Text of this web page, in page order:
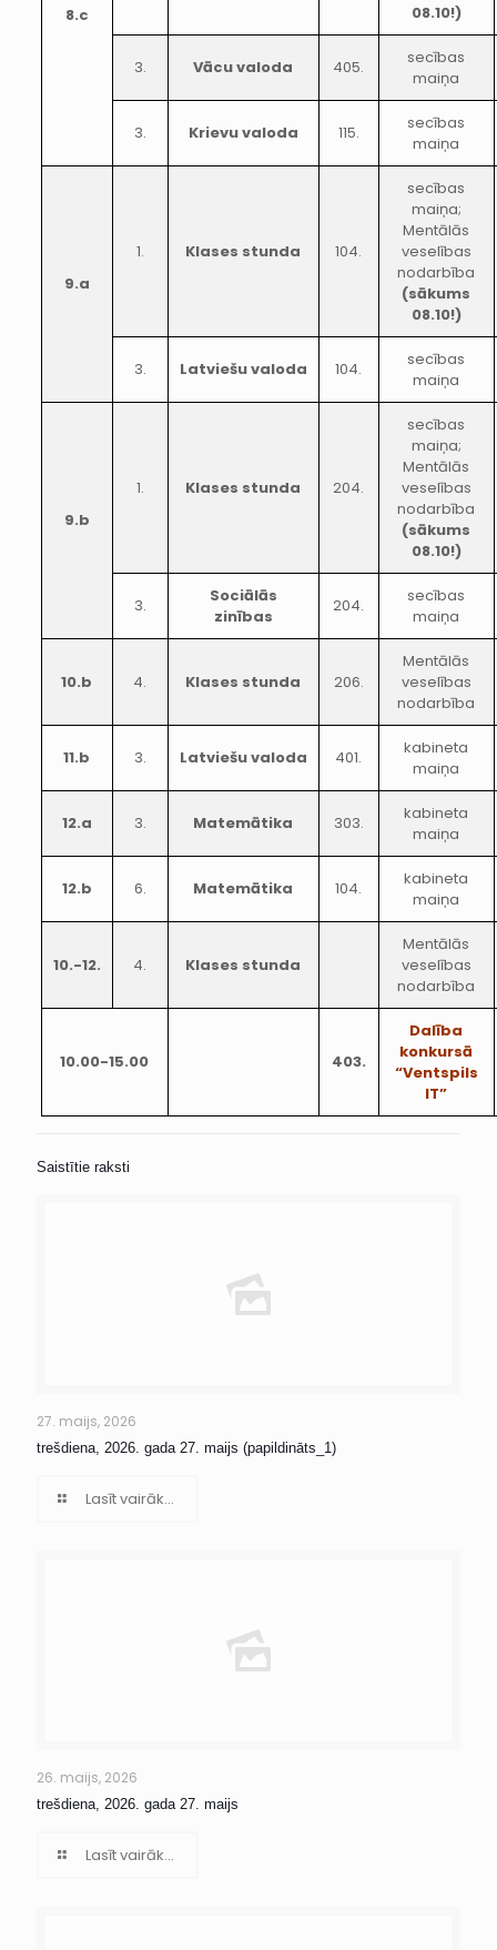
8.c
08.10!)
3. Vācu valoda 405.
secības
maiņa
3. Krievu valoda 115.
secības
maiņa
9.a
1. Klases stunda 104.
secības
maiņa;
Mentālās
veselības
nodarbība
(sākums
08.10!)
3. Latviešu valoda 104.
secības
maiņa
9.b
1. Klases stunda 204.
secības
maiņa;
Mentālās
veselības
nodarbība
(sākums
08.10!)
3.
Sociālās
zinības
204.
secības
maiņa
10.b 4. Klases stunda 206.
Mentālās
veselības
nodarbība
11.b 3. Latviešu valoda 401.
kabineta
maiņa
12.a 3. Matemātika 303.
kabineta
maiņa
12.b 6. Matemātika 104.
kabineta
maiņa
10.-12. 4. Klases stunda
Mentālās
veselības
nodarbība
10.00-15.00 403.
Dalība
konkursā
“Ventspils
IT”
Saistītie raksti
27. maijs, 2026
trešdiena, 2026. gada 27. maijs (papildināts_1)
Lasīt vairāk...
26. maijs, 2026
trešdiena, 2026. gada 27. maijs
Lasīt vairāk...